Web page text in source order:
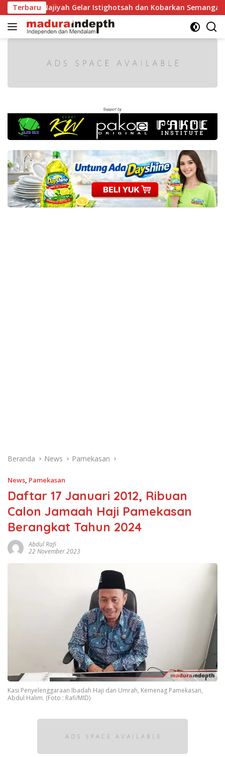
Langsung
ke
konten
TerbaruGelar Istighotsah dan Kobarkan Semangat
Beranda News Pamekasan
News, Pamekasan
Daftar 17 Januari 2012, Ribuan
Calon Jamaah Haji Pamekasan
Berangkat Tahun 2024
Abdul Rafi
22 November 2023
Kasi Penyelenggaraan Ibadah Haji dan Umrah, Kemenag Pamekasan,
Abdul Halim. (Foto : Rafi/MID)